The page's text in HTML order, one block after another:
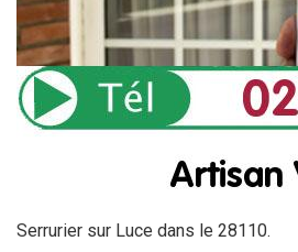
Serrurier sur Luce dans le 28110.